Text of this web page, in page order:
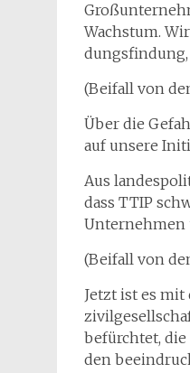
Wachstum.
dungsfindung,
(Beifall von
Über die
auf unsere
Aus
dass TTIP
Unternehmen
(Beifall von
Jetzt ist es
befürchtet, die
den